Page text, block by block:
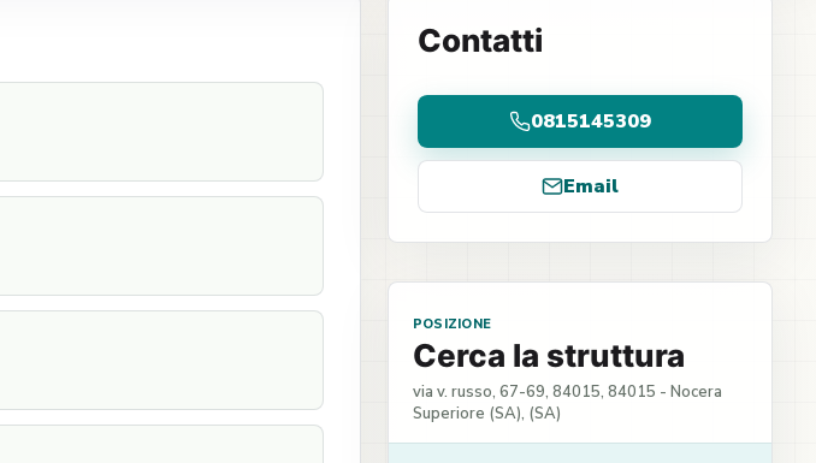
Contatti
0815145309
Email
POSIZIONE
Cerca la struttura
via v. russo, 67-69, 84015, 84015 - Nocera
Superiore (SA), (SA)